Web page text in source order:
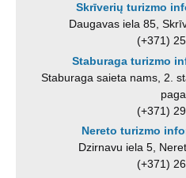
Skrīverių turizmo
Daugavas iela 85,
(+371)
Staburaga turizmo
Staburaga saieta nams, 2.
(+371)
Nereto turizmo
Dzirnavu iela 5,
(+371)